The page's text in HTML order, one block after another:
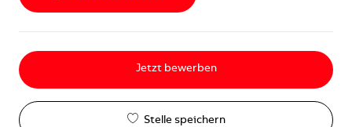
Jetzt bewerben
Stelle speichern